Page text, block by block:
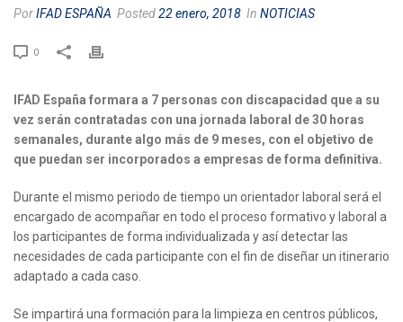
PorIFAD ESPAÑA Posted22 enero, 2018 In NOTICIAS
0
IFAD España formara a 7 personas con discapacidad que a su
vez serán contratadas con una jornada laboral de 30 horas
semanales, durante algo más de 9 meses, con el objetivo de
que puedan ser incorporados a empresas de forma definitiva.
Durante el mismo periodo de tiempo un orientador laboral será el
encargado de acompañar en todo el proceso formativo y laboral a
los participantes de forma individualizada y así detectar las
necesidades de cada participante con el fin de diseñar un itinerario
adaptado a cada caso.
Se impartirá una formación para la limpieza en centros públicos,